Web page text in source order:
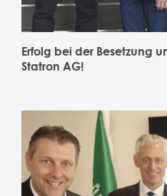
Erfolg bei der Besetzung
Statron AG!